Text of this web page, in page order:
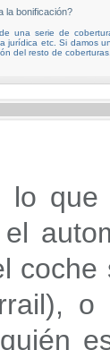
la bonificación?
una serie de
jurídica etc. Si damos
del resto de coberturas.
lo